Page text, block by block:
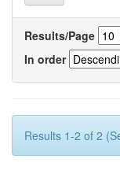
Results/Page
In order
Results 1-2 of 2